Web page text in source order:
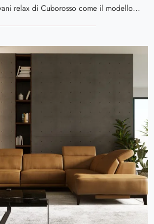
Con salotti e divani relax di Cuborosso come il modello Diesis in pelle, potrai completare il tuo concept d'arredo.